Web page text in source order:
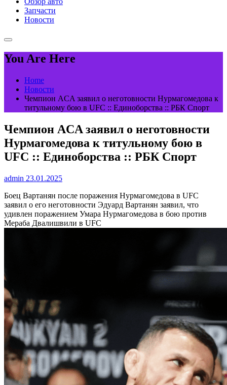
Запчасти
Новости
You Are Here
Home
Новости
Чемпион ACA заявил о неготовности Нурмагомедова к
титульному бою в UFC :: Единоборства :: РБК Спорт
Чемпион ACA заявил о неготовности
Нурмагомедова к титульному бою в
UFC :: Единоборства :: РБК Спорт
admin 23.01.2025
Боец Вартанян после поражения Нурмагомедова в UFC
заявил о его неготовности Эдуард Вартанян заявил, что
удивлен поражением Умара Нурмагомедова в бою против
Мераба Двалишвили в UFC